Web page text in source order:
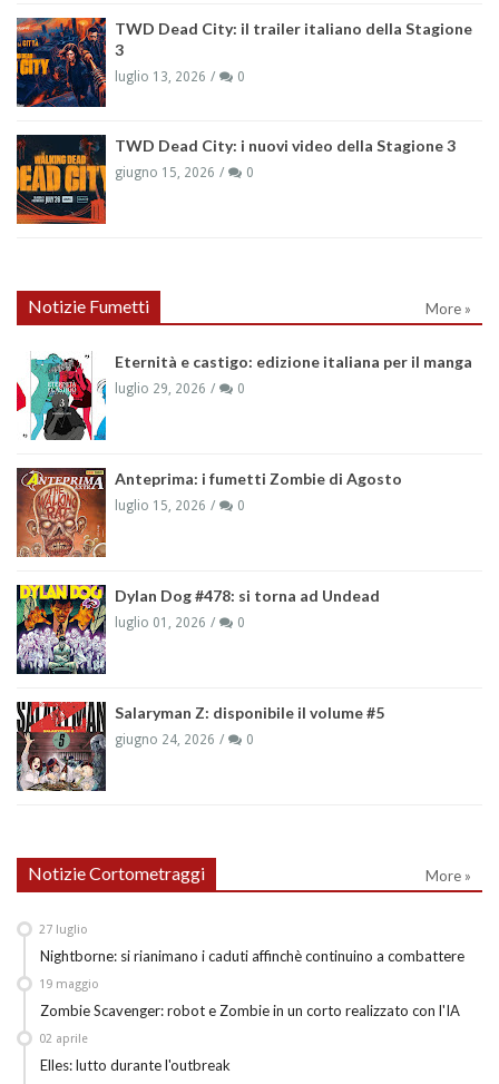
TWD Dead City: il trailer italiano della Stagione
3
luglio 13, 2026 0
TWD Dead City: i nuovi video della Stagione 3
giugno 15, 2026 0
Notizie Fumetti More »
Eternità e castigo: edizione italiana per il manga
luglio 29, 2026 0
Anteprima: i fumetti Zombie di Agosto
luglio 15, 2026 0
Dylan Dog #478: si torna ad Undead
luglio 01, 2026 0
Salaryman Z: disponibile il volume #5
giugno 24, 2026 0
Notizie Cortometraggi More »
Nightborne: si rianimano i caduti affinchè continuino a combattere
27 luglio
Zombie Scavenger: robot e Zombie in un corto realizzato con l'IA
19 maggio
Elles: lutto durante l'outbreak
02 aprile